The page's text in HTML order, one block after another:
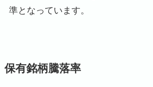
準となっています。
保有銘柄騰落率